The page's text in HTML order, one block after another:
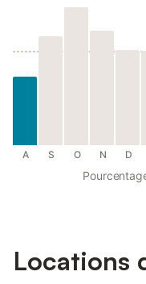
A S O N D
Locations